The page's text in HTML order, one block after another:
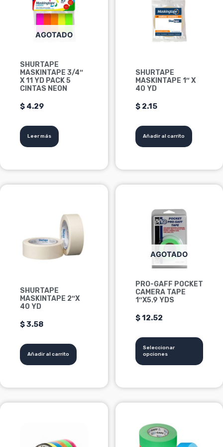
AGOTADO
SHURTAPE
MASKINTAPE 3/4″
X 11 YD PACK 5
CINTAS NEON
$ 4.29
Leer más
SHURTAPE
MASKINTAPE 1″ X
40 YD
$2.15
Añadir al carrito
SHURTAPE
MASKINTAPE 2″X
40 YD
$3.58
Añadir al carrito
AGOTADO
PRO-GAFF POCKET
CAMERA TAPE
1″X5.9 YDS
$12.52
Seleccionar
opciones
múltiples
variantes.
pueden
elegir
la
de
producto
tiene
múltiples